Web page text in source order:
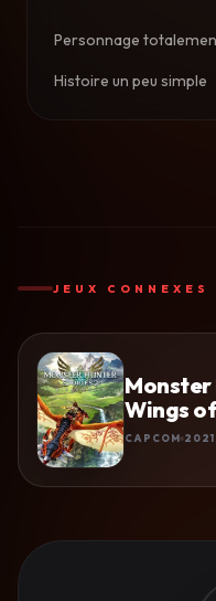
Personnage
Histoire un peu simple
JEUX CONNEXES
Monster
Wings
CAPCOM 2021